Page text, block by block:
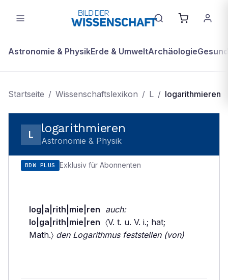
Astronomie & PhysikErde & UmweltArchäologie
Startseite / Wissenschaftslexikon / L / logarithmieren
L logarithmieren
Astronomie & Physik
BDW PLUS Exklusiv für Abonnenten
log|a|rith|mie|ren auch:
lo|ga|rith|mie|ren 〈V. t. u. V. i.; hat;
Math.〉 den Logarithmus feststellen (von)